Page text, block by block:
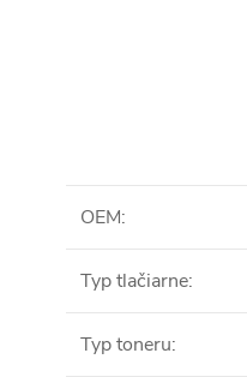
OEM:
Typ tlačiarne:
Typ toneru: